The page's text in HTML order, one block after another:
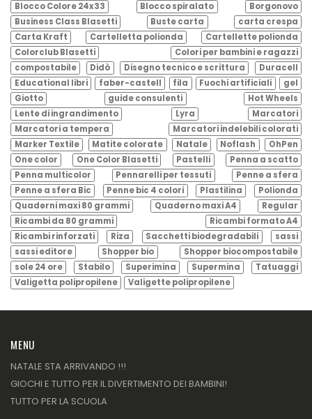
Blocco Colore 24x33
Blocco spiralato
Borgonovo
Business Class Blasetti
Buste carta
carta crespa
Carta Kraft
Cartelletta polionda
Cartellette polionda
Colorclub Blasetti
Colori per bambini e ragazzi
compostabile
Didò Disegno tecnico e scrittura
Duracell
Educational libri
faber-castell fila Fuochi artificiali
gel
Giotto
guide consulenti
Hot Wheels
Lente di ingrandimento
Lyra
Marcatori
Marcatori a tempera
Marcatori indelebili colorati
Marker Textile
Matite colorate Natale Noflash
OhPen
One color
One Color Blasetti Pastelli
Penna a scatto
Penna multicolor
Pennarelli per tessuti
Penne a sfera
Penne a sfera Bic
Penne bic 4 colori Plastilina
Polionda
Quaderni maxi 80 grammi
Quaderno maxi A4
Regular
Ricambi da 80 grammi
Ricambi formato A4
Ricambi rinforzati
Riza Sacchetti biodegradabili
sassi
sassi editore
Shopper bio
Shopper biocompostabile
sole 24 ore
Stabilo Superimina Supermina
Tatuaggi
Valigetta polipropilene
Valigette polipropilene
MENU
NATALE STA ARRIVANDO !!!
GIOCHI E TUTTO PER IL DIVERTIMENTO DEI BAMBINI!
TUTTO PER LA SCUOLA